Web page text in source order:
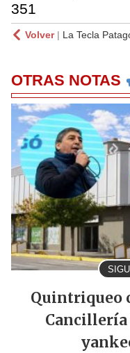
351
Volver| La Tecla
OTRAS NOTAS
Quintriqueo
Cancillería